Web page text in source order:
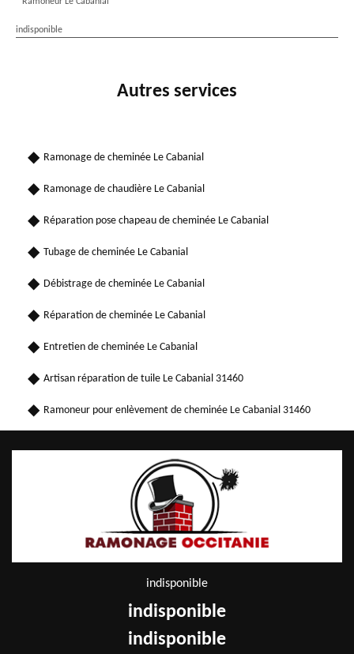
indisponible
Autres services
Ramonage de cheminée Le Cabanial
Ramonage de chaudière Le Cabanial
Réparation pose chapeau de cheminée Le Cabanial
Tubage de cheminée Le Cabanial
Débistrage de cheminée Le Cabanial
Réparation de cheminée Le Cabanial
Entretien de cheminée Le Cabanial
Artisan réparation de tuile Le Cabanial 31460
Ramoneur pour enlèvement de cheminée Le Cabanial 31460
indisponible
indisponible
indisponible